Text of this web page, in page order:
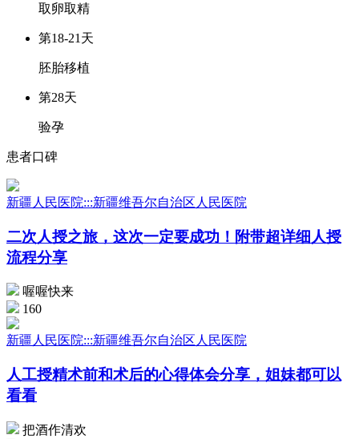
取卵取精
第18-21天
胚胎移植
第28天
验孕
患者口碑
新疆人民医院:::新疆维吾尔自治区人民医院
二次人授之旅，这次一定要成功！附带超详细人授
流程分享
喔喔快来
160
新疆人民医院:::新疆维吾尔自治区人民医院
人工授精术前和术后的心得体会分享，姐妹都可以
看看
把酒作清欢